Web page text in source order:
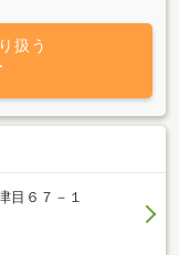
具に囲まれた心落ち
扱う
目６７－１